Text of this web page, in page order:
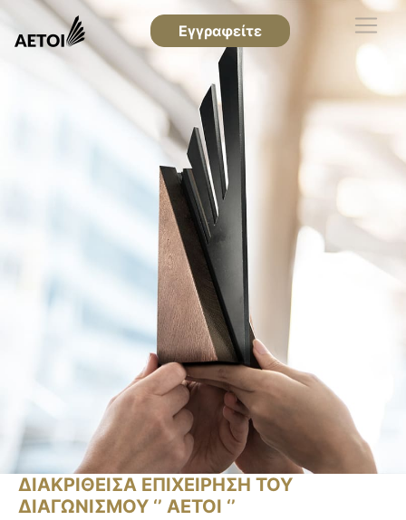
Εγγραφείτε
ΔΙΑΚΡΙΘΕΙΣΑ ΕΠΙΧΕΙΡΗΣΗ ΤΟΥ
ΔΙΑΓΩΝΙΣΜΟΥ ‘’ ΑΕΤΟΙ ‘’